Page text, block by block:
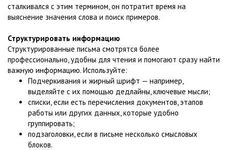
сталкивался с этим термином, он потратит время на
выяснение значения слова и поиск примеров.
Структурировать информацию
Структурированные письма смотрятся более
профессионально, удобны для чтения и помогают сразу найти
важную информацию. Используйте:
Подчеркивания и жирный шрифт — например,
выделяйте с их помощью дедлайны, ключевые мысли;
списки, если есть перечисления документов, этапов
работы или других данных, которые удобно
группировать;
подзаголовки, если в письме несколько смысловых
блоков.